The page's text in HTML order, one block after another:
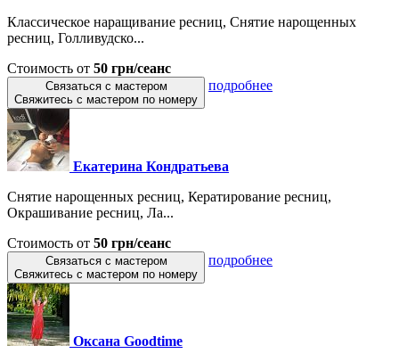
Классическое наращивание ресниц, Снятие нарощенных
ресниц, Голливудско...
Стоимость от 50 грн/сеанс
Связаться с мастером
Свяжитесь с мастером по номеру
подробнее
Екатерина Кондратьева
Снятие нарощенных ресниц, Кератирование ресниц,
Окрашивание ресниц, Ла...
Стоимость от 50 грн/сеанс
Связаться с мастером
Свяжитесь с мастером по номеру
подробнее
Оксана Goodtime